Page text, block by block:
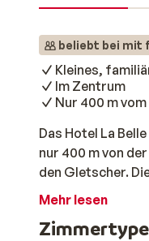
beliebt bei mit
Kleines,
Im Zentrum
Nur 400 m
Das Hotel La
nur 400 m von
den Gletscher.
einem langen
einen Drink am
Mehr lesen